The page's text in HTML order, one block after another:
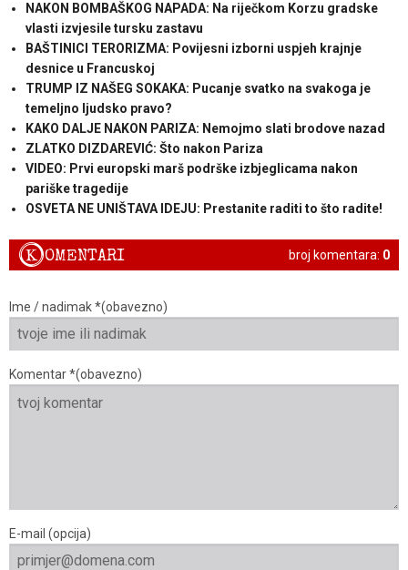
NAKON BOMBAŠKOG NAPADA: Na riječkom Korzu gradske
vlasti izvjesile tursku zastavu
BAŠTINICI TERORIZMA: Povijesni izborni uspjeh krajnje
desnice u Francuskoj
TRUMP IZ NAŠEG SOKAKA: Pucanje svatko na svakoga je
temeljno ljudsko pravo?
KAKO DALJE NAKON PARIZA: Nemojmo slati brodove nazad
ZLATKO DIZDAREVIĆ: Što nakon Pariza
VIDEO: Prvi europski marš podrške izbjeglicama nakon
pariške tragedije
OSVETA NE UNIŠTAVA IDEJU: Prestanite raditi to što radite!
broj komentara: 0
KOMENTARI
Ime / nadimak *(obavezno)
Komentar *(obavezno)
E-mail (opcija)